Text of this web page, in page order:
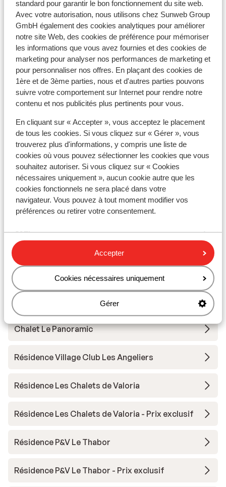
standard pour garantir le bon fonctionnement du site web.
Avec votre autorisation, nous utilisons chez Sunweb Group
GmbH également des cookies analytiques pour améliorer
notre site Web, des cookies de préférence pour mémoriser
les informations que vous avez fournies et des cookies de
marketing pour analyser nos performances de marketing et
pour personnaliser nos offres. En plaçant des cookies de
1ère et de 3ème parties, nous et d'autres parties pouvons
suivre votre comportement sur Internet pour rendre notre
contenu et nos publicités plus pertinents pour vous.
En cliquant sur « Accepter », vous acceptez le placement
de tous les cookies. Si vous cliquez sur « Gérer », vous
trouverez plus d'informations, y compris une liste de
cookies où vous pouvez sélectionner les cookies que vous
souhaitez autoriser. Si vous cliquez sur « Cookies
nécessaires uniquement », aucun cookie autre que les
cookies fonctionnels ne sera placé dans votre
navigateur. Vous pouvez à tout moment modifier vos
préférences ou retirer votre consentement.
Accepter
Cookies nécessaires uniquement
Gérer
À proximité
Distance du centre-ville: environ 700 mètres,
maximal 900 mètres
Distance jusqu'aux pistes de ski environ 200
mètres
Distance jusqu'aux remontées mécaniques
environ 900 mètres
Distance aux magasins les plus proches environ
900 mètres
Forfait, cours et matériel de ski
Forfait remontées mécaniques
Cours de ski
Autres hébergements - Galibier
Thabor
Village Club Neaclub La Pulka
Chalet Le Panoramic
Résidence Village Club Les Angeliers
Résidence Les Chalets de Valoria
Résidence Les Chalets de Valoria - Prix exclusif
Résidence P&V Le Thabor
Résidence P&V Le Thabor - Prix exclusif